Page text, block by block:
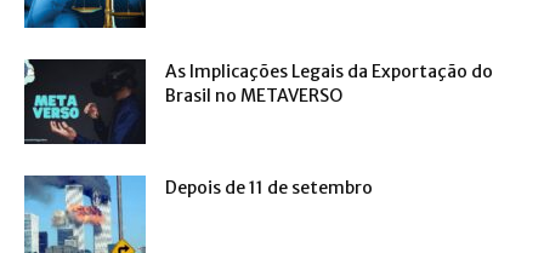
As Implicações Legais da Exportação do
Brasil no METAVERSO
Depois de 11 de setembro